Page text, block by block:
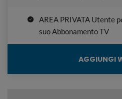
AREA PRIVATA Utente
suo Abbonamento TV
AGGIUNGI